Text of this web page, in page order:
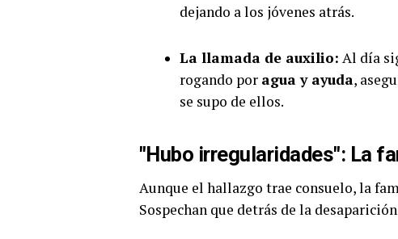
dejando a los jóvenes atrás.
La llamada de auxilio: Al día
rogando por agua y ayuda,
se supo de ellos.
"Hubo irregularidades": La
Aunque el hallazgo trae consuelo, la
Sospechan que detrás de la